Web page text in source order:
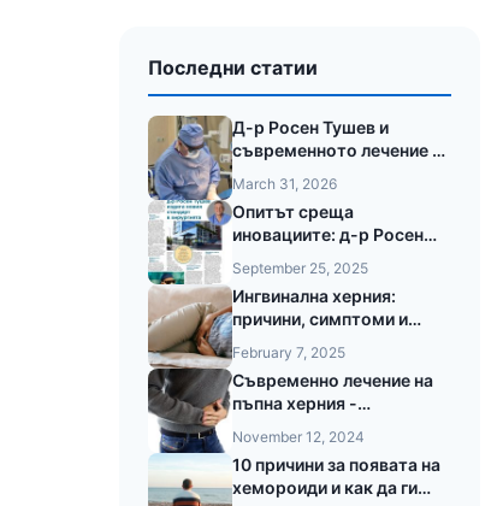
Последни статии
Д-р Росен Тушев и
съвременното лечение на
LEONARDO®
March 31, 2026
Опитът среща
иновациите: д-р Росен
стандарт в хирургията
September 25, 2025
Ингвинална херния:
причини, симптоми и
лечение
February 7, 2025
Съвременно лечение на
пъпна херния -
предимства при
безкръвната операция на
пъпната херния
November 12, 2024
10 причини за появата на
хемороиди и как да ги